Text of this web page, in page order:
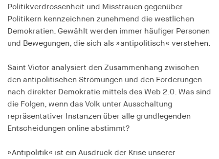
Politikverdrossenheit und Misstrauen gegenüber
Politikern kennzeichnen zunehmend die westlichen
Demokratien. Gewählt werden immer häufiger Personen
und Bewegungen, die sich als »antipolitisch« verstehen.
Saint Victor analysiert den Zusammenhang zwischen
den antipolitischen Strömungen und den Forderungen
nach direkter Demokratie mittels des Web 2.0. Was sind
die Folgen, wenn das Volk unter Ausschaltung
repräsentativer Instanzen über alle grundlegenden
Entscheidungen online abstimmt?
»Antipolitik« ist ein Ausdruck der Krise unserer
für Cookies auf der aktuellen Domäne.
Cookie Laufzeit:
fe_typo_user
Name:
fe_typo_user
Anbieter:
hamburger-edition.de
Sitzung